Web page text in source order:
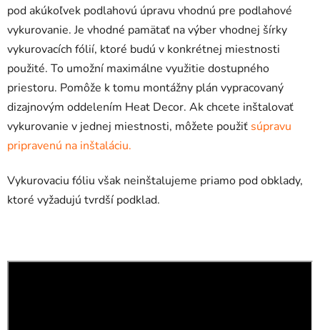
pod akúkoľvek podlahovú úpravu vhodnú pre podlahové
vykurovanie. Je vhodné pamätať na výber vhodnej šírky
vykurovacích fólií, ktoré budú v konkrétnej miestnosti
použité. To umožní maximálne využitie dostupného
priestoru. Pomôže k tomu montážny plán vypracovaný
dizajnovým oddelením Heat Decor. Ak chcete inštalovať
vykurovanie v jednej miestnosti, môžete použiť súpravu
pripravenú na inštaláciu.
Vykurovaciu fóliu však neinštalujeme priamo pod obklady,
ktoré vyžadujú tvrdší podklad.